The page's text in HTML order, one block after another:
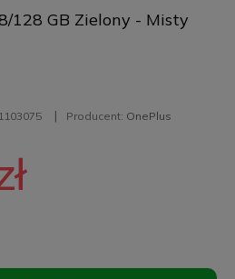
128 GB Zielony - Misty
Producent: OnePlus